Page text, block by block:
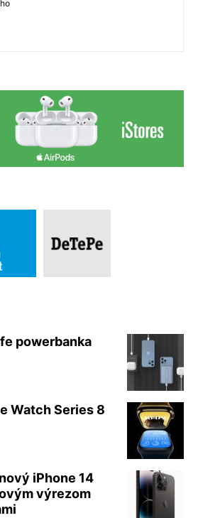
powerbanka
Watch Series 8
iPhone 14
výrezom